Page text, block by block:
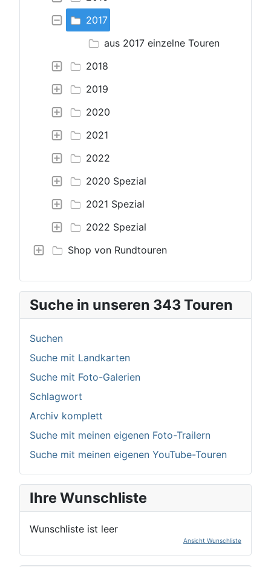
2017
aus 2017 einzelne Touren
2018
2019
2020
2021
2022
2020 Spezial
2021 Spezial
2022 Spezial
Shop von Rundtouren
Suche in unseren 343 Touren
Suchen
Suche mit Landkarten
Suche mit Foto-Galerien
Schlagwort
Archiv komplett
Suche mit meinen eigenen Foto-Trailern
Suche mit meinen eigenen YouTube-Touren
Ihre Wunschliste
Wunschliste ist leer
Ansicht Wunschliste